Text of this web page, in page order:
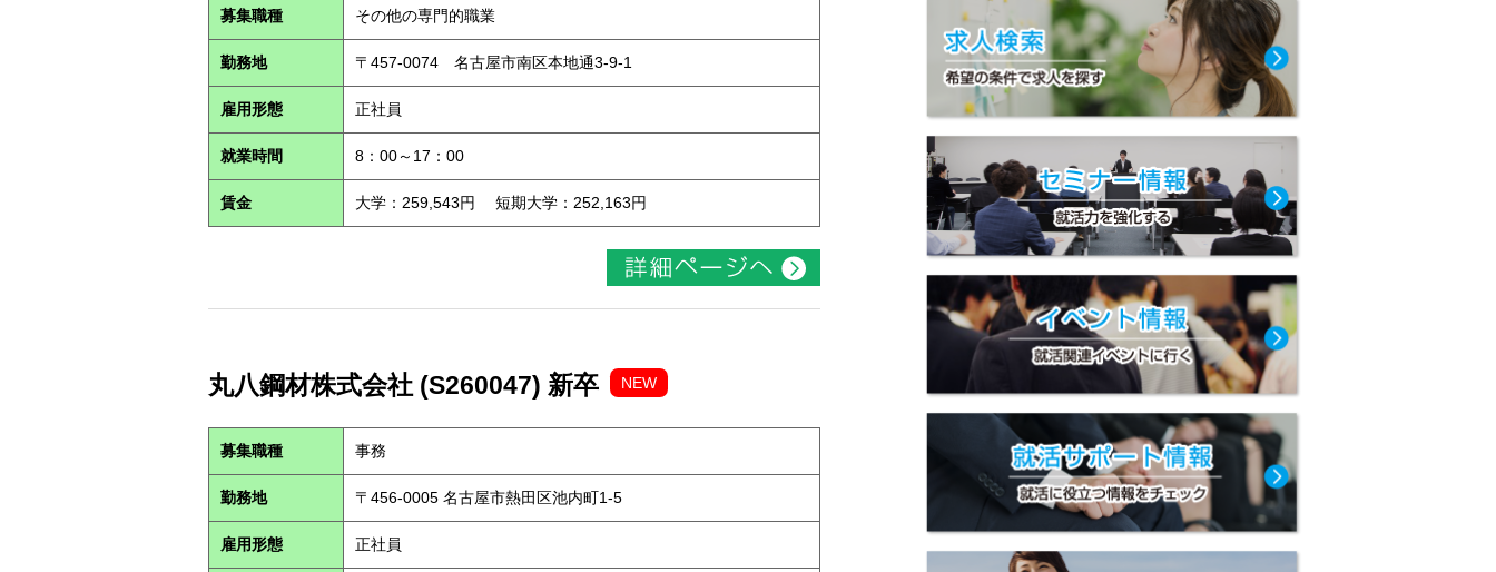
募集職種 その他の専門的職業
勤務地 〒457-0074 名古屋市南区本地通3-9-1
雇用形態 正社員
就業時間 8：00～17：00
賃金 大学：259,543円 短期大学：252,163円
丸八鋼材株式会社 (S260047) 新卒 NEW
募集職種 事務
勤務地 〒456-0005 名古屋市熱田区池内町1-5
雇用形態 正社員